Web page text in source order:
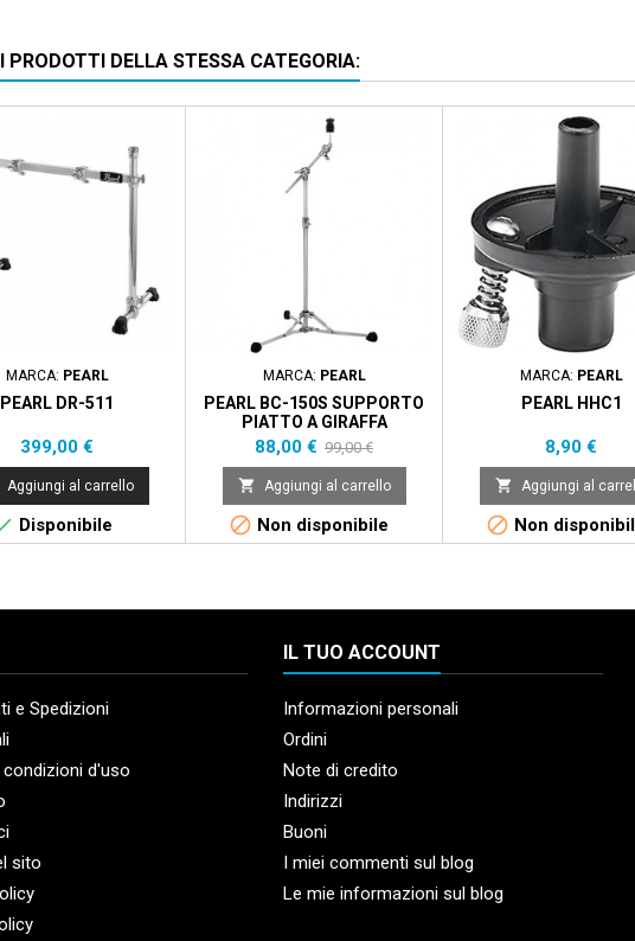
PRODOTTI DELLA STESSA CATEGORIA:
MARCA: PEARL
PEARL DR-511
Prezzo
399,00 €
Aggiungi al carrello
Disponibile
MARCA: PEARL
PEARL BC-150S SUPPORTO
PIATTO A GIRAFFA
Prezzo
88,00 € Prezzo
base
99,00 €
 Aggiungi al carrello
 Non disponibile
MARCA: PEARL
PEARL HHC1
Prezzo
8,90 €
 Aggiungi al
 Non
e Spedizioni
condizioni d'uso
sito
IL TUO ACCOUNT
Informazioni personali
Ordini
Note di credito
Indirizzi
Buoni
I miei commenti sul blog
Le mie informazioni sul blog